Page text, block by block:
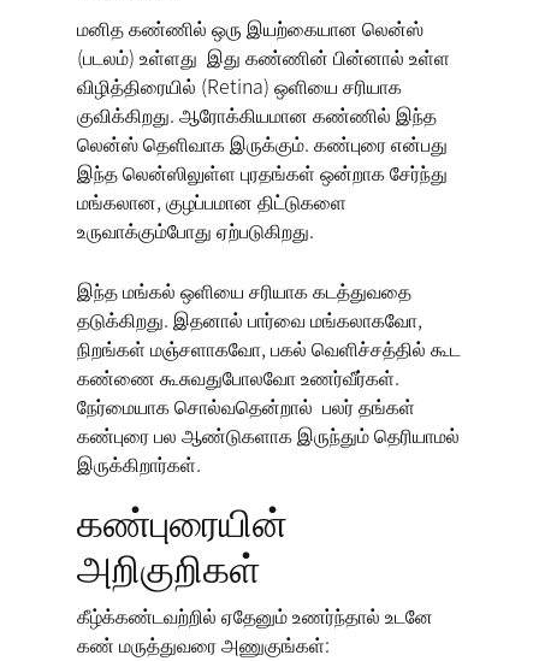
மனித கண்ணில் ஒரு இயற்கையான லென்ஸ்
(படலம்) உள்ளது இது கண்ணின் பின்னால் உள்ள
விழித்திரையில் (Retina) ஒளியை சரியாக
குவிக்கிறது. ஆரோக்கியமான கண்ணில் இந்த
லென்ஸ் தெளிவாக இருக்கும். கண்புரை என்பது
இந்த லென்ஸிலுள்ள புரதங்கள் ஒன்றாக சேர்ந்து
மங்கலான, குழப்பமான திட்டுகளை
உருவாக்கும்போது ஏற்படுகிறது.
இந்த மங்கல் ஒளியை சரியாக கடத்துவதை
தடுக்கிறது. இதனால் பார்வை மங்கலாகவோ,
நிறங்கள் மஞ்சளாகவோ, பகல் வெளிச்சத்தில் கூட
கண்ணை கூசுவதுபோலவோ உணர்வீர்கள்.
நேர்மையாக சொல்வதென்றால் பலர் தங்கள்
கண்புரை பல ஆண்டுகளாக இருந்தும் தெரியாமல்
இருக்கிறார்கள்.
கண்புரையின்
அறிகுறிகள்
கீழ்க்கண்டவற்றில் ஏதேனும் உணர்ந்தால் உடனே
கண் மருத்துவரை அணுகுங்கள்: